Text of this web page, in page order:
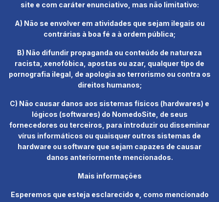
site e com caráter enunciativo, mas não limitativo:
A) Não se envolver em atividades que sejam ilegais ou
contrárias à boa fé a à ordem pública;
B) Não difundir propaganda ou conteúdo de natureza
racista, xenofóbica, apostas ou azar, qualquer tipo de
pornografia ilegal, de apologia ao terrorismo ou contra os
direitos humanos;
C) Não causar danos aos sistemas físicos (hardwares) e
lógicos (softwares) do NomedoSite, de seus
fornecedores ou terceiros, para introduzir ou disseminar
vírus informáticos ou quaisquer outros sistemas de
hardware ou software que sejam capazes de causar
danos anteriormente mencionados.
Mais informações
Esperemos que esteja esclarecido e, como mencionado